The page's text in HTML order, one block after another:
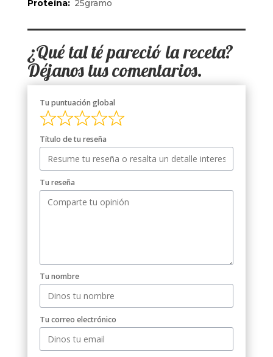
Proteína: 25gramo
¿Qué tal tépareció la receta?
Déjanos tus comentarios.
Tu puntuación global
Título de tu reseña
Tu reseña
Tu nombre
Tu correo electrónico